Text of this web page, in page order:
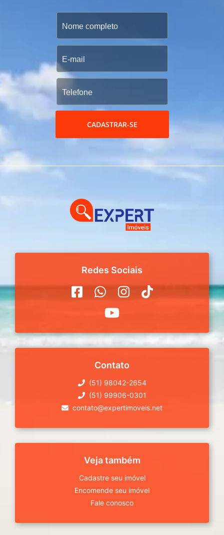
CADASTRAR-SE
Redes Sociais
Contato
(51) 98042-2654
(51) 99906-0301
contato@expertimoveis.net
Veja também
Cadastre seu imóvel
Encomende seu imóvel
Fale conosco